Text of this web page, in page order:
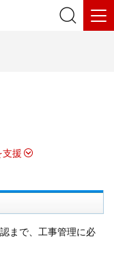
支援
まで、工事管理に必